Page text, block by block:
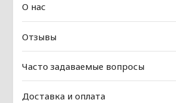
О нас
Отзывы
Часто задаваемые вопросы
Доставка и оплата